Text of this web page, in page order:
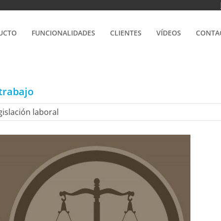
FUNCIONALIDADES CLIENTES VÍDEOS
laboral